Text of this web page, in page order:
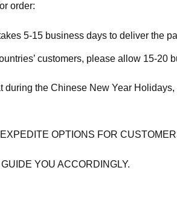
order:
5-15 business days to deliver the
customers, please allow 15-20
during the Chinese New Year
OPTIONS FOR
YOU ACCORDINGLY.